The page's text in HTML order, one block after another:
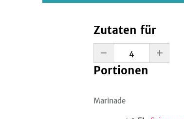
Zutaten für
Portionen
Marinade